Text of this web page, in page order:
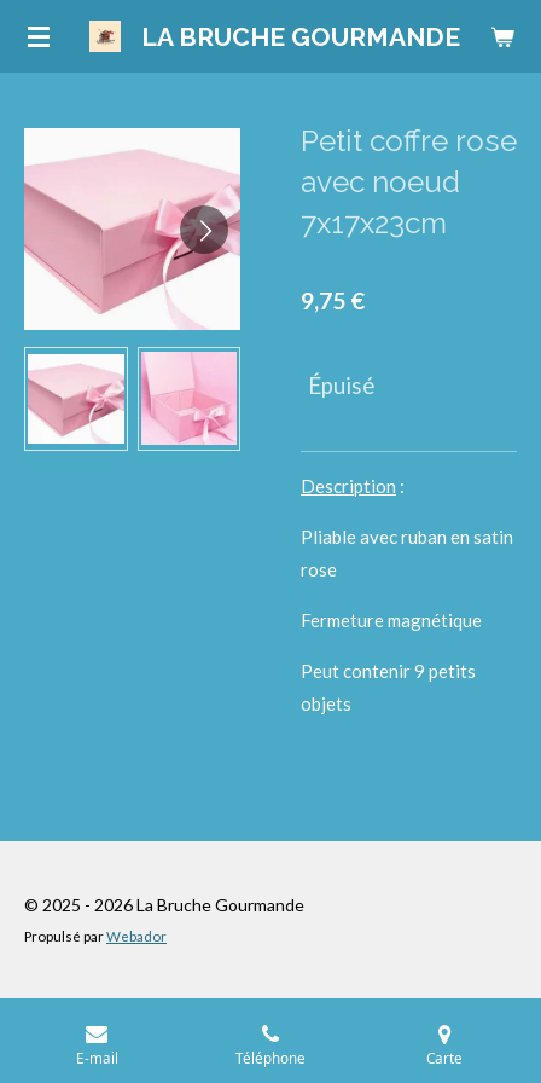
Passer
principal
LA BRUCHE GOURMANDE
Petit coffre rose
avec noeud
7x17x23cm
9,75 €
Épuisé
Description :
Pliable avec ruban en satin
rose
Fermeture magnétique
Peut contenir 9 petits
objets
© 2025 - 2026 La Bruche Gourmande
Propulsé parWebador
E-mail Téléphone Carte